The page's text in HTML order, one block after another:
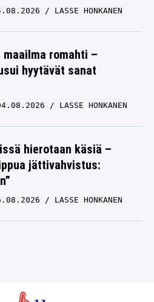
LASSE HONKANEN
maailma romahti –
hyytävät sanat
LASSE HONKANEN
hierotaan käsiä –
jättivahvistus:
LASSE HONKANEN